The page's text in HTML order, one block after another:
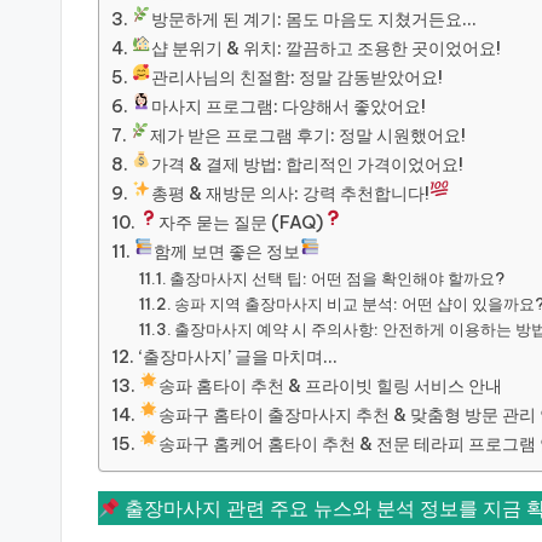
방문하게 된 계기: 몸도 마음도 지쳤거든요…
샵 분위기 & 위치: 깔끔하고 조용한 곳이었어요!
관리사님의 친절함: 정말 감동받았어요!
마사지 프로그램: 다양해서 좋았어요!
제가 받은 프로그램 후기: 정말 시원했어요!
가격 & 결제 방법: 합리적인 가격이었어요!
총평 & 재방문 의사: 강력 추천합니다!
자주 묻는 질문 (FAQ)
함께 보면 좋은 정보
출장마사지 선택 팁: 어떤 점을 확인해야 할까요?
송파 지역 출장마사지 비교 분석: 어떤 샵이 있을까요
출장마사지 예약 시 주의사항: 안전하게 이용하는 방
‘출장마사지’ 글을 마치며…
송파 홈타이 추천 & 프라이빗 힐링 서비스 안내
송파구 홈타이 출장마사지 추천 & 맞춤형 방문 관리
송파구 홈케어 홈타이 추천 & 전문 테라피 프로그램
출장마사지 관련 주요 뉴스와 분석 정보를 지금